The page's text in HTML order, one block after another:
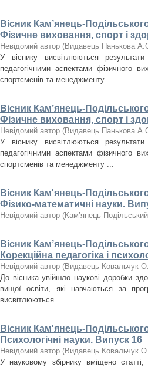
Вісник Кам’янець-
Фізичне виховання, спорт і
Невідомий автор (Видавець Панькова
У віснику висвітлюються
педагогічними аспектами фізичного
спортсменів та менеджменту ...
Вісник Кам’янець-
Фізичне виховання, спорт і
Невідомий автор (Видавець Панькова
У віснику висвітлюються
педагогічними аспектами фізичного
спортсменів та менеджменту ...
Вісник Кам'янець-
Фізико-математичні науки.
Невідомий автор (Кам’янець-
Вісник Кам’янець-
Корекційна педагогіка і
Невідомий автор (Видавець Ковальчук
До вісника увійшло наукові доробки
вищої освіти, які навчаються за
висвітлюються ...
Вісник Кам'янець-
Психологічні науки. Випуск 16
Невідомий автор (Видавець Ковальчук
У науковому збірнику вміщено статті,